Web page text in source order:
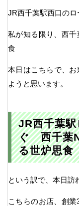
JR西千葉駅西口の
私が知る限り、西
食
本日はこちらで、
ようと思います。
JR西千葉
ぐ 西千葉
る世炉思食
という訳で、本日訪
こちらのお店、創